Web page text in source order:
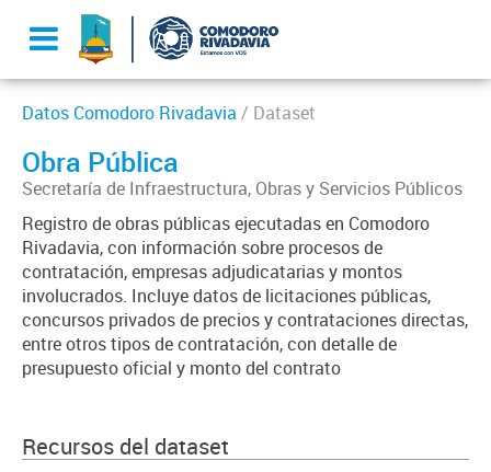
Datos Comodoro Rivadavia / Dataset
Obra Pública
Secretaría de Infraestructura, Obras y Servicios Públicos
Registro de obras públicas ejecutadas en Comodoro
Rivadavia, con información sobre procesos de
contratación, empresas adjudicatarias y montos
involucrados. Incluye datos de licitaciones públicas,
concursos privados de precios y contrataciones directas,
entre otros tipos de contratación, con detalle de
presupuesto oficial y monto del contrato
Recursos del dataset